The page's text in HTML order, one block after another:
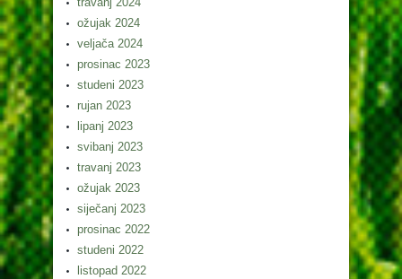
ožujak 2024
veljača 2024
prosinac 2023
studeni 2023
rujan 2023
lipanj 2023
svibanj 2023
travanj 2023
ožujak 2023
siječanj 2023
prosinac 2022
studeni 2022
listopad 2022